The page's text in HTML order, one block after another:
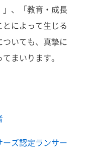
」、「教育・成長
によって生じる
いても、真摯に
まいります。
ーズ認定ランサー